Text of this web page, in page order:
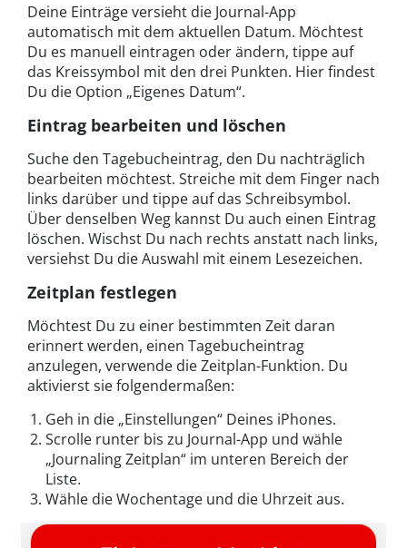
Deine Einträge versieht die Journal-App
automatisch mit dem aktuellen Datum. Möchtest
Du es manuell eintragen oder ändern, tippe auf
das Kreissymbol mit den drei Punkten. Hier findest
Du die Option „Eigenes Datum“.
Eintrag bearbeiten und löschen
Suche den Tagebucheintrag, den Du nachträglich
bearbeiten möchtest. Streiche mit dem Finger nach
links darüber und tippe auf das Schreibsymbol.
Über denselben Weg kannst Du auch einen Eintrag
löschen. Wischst Du nach rechts anstatt nach links,
versiehst Du die Auswahl mit einem Lesezeichen.
Zeitplan festlegen
Möchtest Du zu einer bestimmten Zeit daran
erinnert werden, einen Tagebucheintrag
anzulegen, verwende die Zeitplan-Funktion. Du
aktivierst sie folgendermaßen:
Geh in die „Einstellungen“ Deines iPhones.
Scrolle runter bis zu Journal-App und wähle
„Journaling Zeitplan“ im unteren Bereich der
Liste.
Wähle die Wochentage und die Uhrzeit aus.